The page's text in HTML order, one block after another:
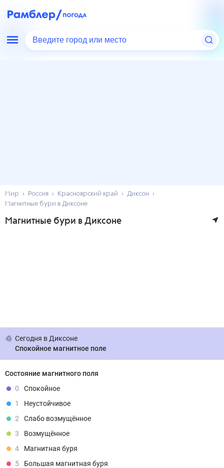
Введите город или место
Мир Россия Красноярский край
Диксон
Магнитные бури в Диксоне
Магнитные бури в Диксоне
Сегодня в Диксоне
Спокойное магнитное поле
Состояние магнитного поля
0
Спокойное
1
Неустойчивое
2
Слабо возмущённое
3
Возмущённое
4
Магнитная буря
5
Большая магнитная буря